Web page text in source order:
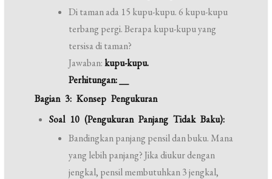
Di taman ada 15 kupu-kupu. 6 kupu-kupu
terbang pergi. Berapa kupu-kupu yang
tersisa di taman?
Jawaban:kupu-kupu.
Perhitungan: __
Bagian 3: Konsep Pengukuran
Soal 10 (Pengukuran Panjang Tidak Baku):
Bandingkan panjang pensil dan buku. Mana
yang lebih panjang? Jika diukur dengan
jengkal, pensil membutuhkan 3 jengkal,